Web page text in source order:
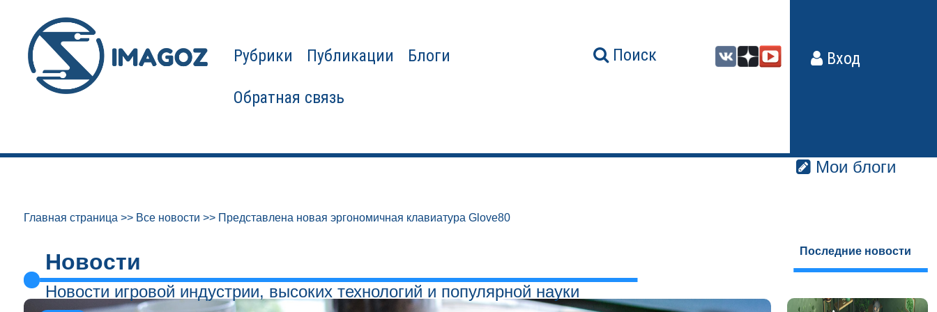
Рубрики Публикации Блоги
Обратная связь
Поиск Вход
Мои блоги
Главная страница >> Все новости >> Представлена новая эргономичная клавиатура Glove80
Новости
Новости игровой индустрии, высоких технологий и популярной науки
Последние новости